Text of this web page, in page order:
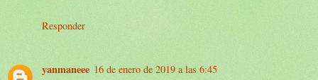
Responder
yanmaneee 16 de enero de 2019 a las 6:45